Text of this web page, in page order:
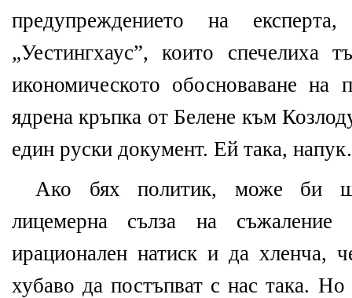
предупреждението на
„Уестингхаус”, които спечелиха
икономическото обосноваване на
ядрена кръпка от Белене към
един руски документ. Ей така,
Ако бях политик, може би
лицемерна сълза на
ирационален натиск и да хленча,
хубаво да постъпват с нас така.